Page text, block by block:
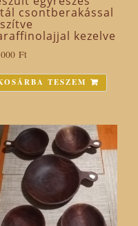
csontberakással
kezelve
Ft
TESZEM